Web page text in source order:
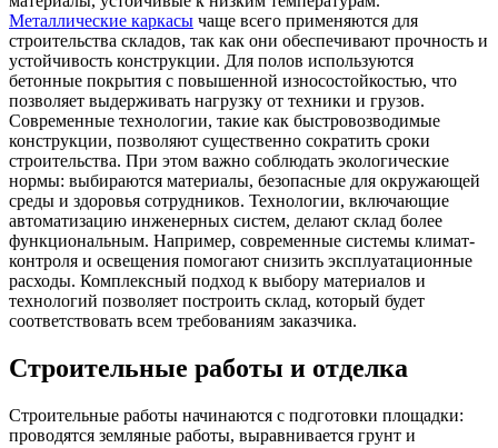
Металлические каркасы чаще всего применяются для
строительства складов, так как они обеспечивают прочность и
устойчивость конструкции. Для полов используются
бетонные покрытия с повышенной износостойкостью, что
позволяет выдерживать нагрузку от техники и грузов.
Современные технологии, такие как быстровозводимые
конструкции, позволяют существенно сократить сроки
строительства. При этом важно соблюдать экологические
нормы: выбираются материалы, безопасные для окружающей
среды и здоровья сотрудников. Технологии, включающие
автоматизацию инженерных систем, делают склад более
функциональным. Например, современные системы климат-
контроля и освещения помогают снизить эксплуатационные
расходы. Комплексный подход к выбору материалов и
технологий позволяет построить склад, который будет
соответствовать всем требованиям заказчика.
Строительные работы и отделка
Строительные работы начинаются с подготовки площадки:
проводятся земляные работы, выравнивается грунт и